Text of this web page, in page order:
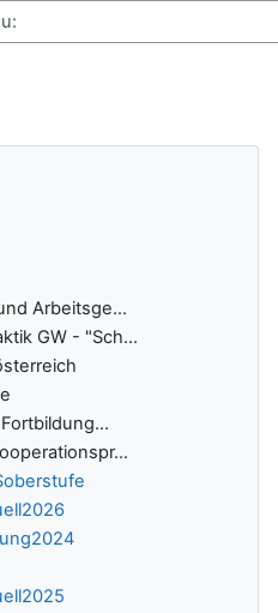
Arbeitsge...
GW - "Sch...